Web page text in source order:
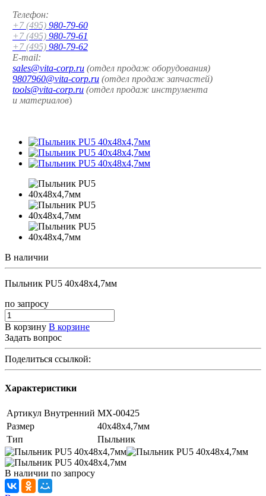
Телефон:
+7 (495) 980-79-60
+7 (495) 980-79-61
+7 (495) 980-79-62
E-mail:
sales@vita-corp.ru (отдел продаж оборудования)
9807960@vita-corp.ru (отдел продаж запчастей)
tools@vita-corp.ru (отдел продаж инструмента
и материалов)
В наличии
Пыльник PU5 40x48x4,7мм
по запросу
В корзину В корзине
Задать вопрос
Поделиться ссылкой:
Характеристики
Артикул Внутренний МХ-00425
Размер
40x48x4,7мм
Тип
Пыльник
В наличии по запросу